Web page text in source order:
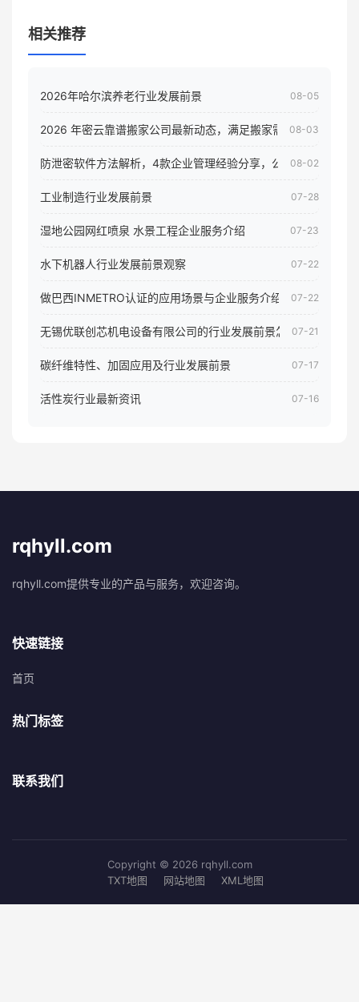
相关推荐
2026年哈尔滨养老行业发展前景 08-05
2026 年密云靠谱搬家公司最新动态，满足搬家需求！08-03
防泄密软件方法解析，4款企业管理经验分享，公司员工电脑核
08-02
工业制造行业发展前景 07-28
湿地公园网红喷泉 水景工程企业服务介绍 07-23
水下机器人行业发展前景观察 07-22
做巴西INMETRO认证的应用场景与企业服务介绍 07-22
无锡优联创芯机电设备有限公司的行业发展前景怎样07-21
碳纤维特性、加固应用及行业发展前景 07-17
活性炭行业最新资讯 07-16
rqhyll.com
rqhyll.com提供专业的产品与服务，欢迎咨询。
快速链接
首页
热门标签
联系我们
Copyright © 2026 rqhyll.com
TXT地图
网站地图 XML地图